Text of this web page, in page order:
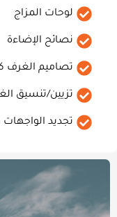
لوحات المزاج
نصائح الإضاءة
تصاميم الغرف
تزيين/تنسيق
تجديد الواجهات